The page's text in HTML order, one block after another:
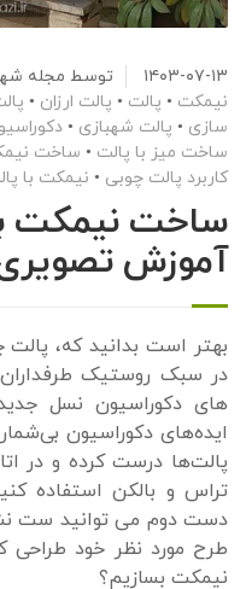
۱۴۰۳-۰۷-۱۳ توسط مجله
نیمکت • پالت • پالت ارزان •
سازی • پالت شهبازی •
ساخت میز با پالت • ساخت
کاربرد پالت چوبی • نیمکت با
ساخت نیمکت
آموزش
بهتر است بدانید که،
در سبک روستیک طرفداران
های دکوراسیون نسل
ایده‌های دکوراسیون
پالت‌ها درست کرده و در
تراس و بالکن استفاده
دست دوم می توانید ست
طرح مورد نظر خود طراحی
نیمکت بسازیم؟